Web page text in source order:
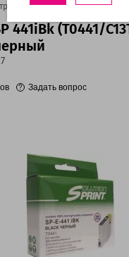
SP 441iBk (T0441/
441iBk (T0441/
Задать вопрос